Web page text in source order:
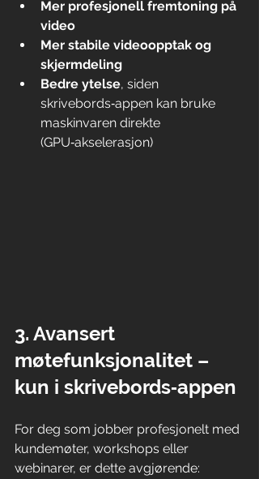
Mer profesjonell fremtoning på
video
Mer stabile videoopptak og
skjermdeling
Bedre ytelse, siden
skrivebords‑appen kan bruke
maskinvaren direkte
(GPU‑akselerasjon)
3. Avansert
møtefunksjonalitet –
kun i skrivebords‑appen
For deg som jobber profesjonelt med
kundemøter, workshops eller
webinarer, er dette avgjørende: